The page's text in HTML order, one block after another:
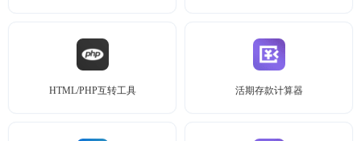
HTML/PHP互转工具 活期存款计算器